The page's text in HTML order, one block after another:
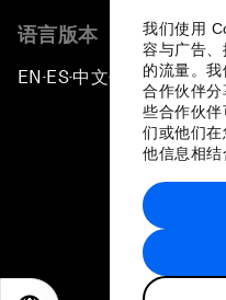
我们使用
容与广告
的流量。
合作伙伴
些合作伙
们或他们
他信息相结
语言版本
EN ▪ES▪中文▪ 日本語